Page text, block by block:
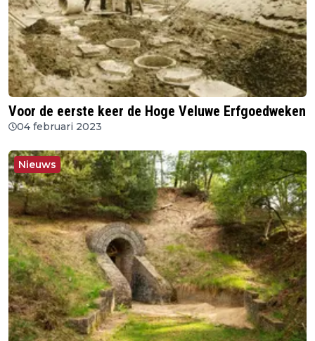
Voor de eerste keer de Hoge Veluwe Erfgoedweken
04 februari 2023
Nieuws